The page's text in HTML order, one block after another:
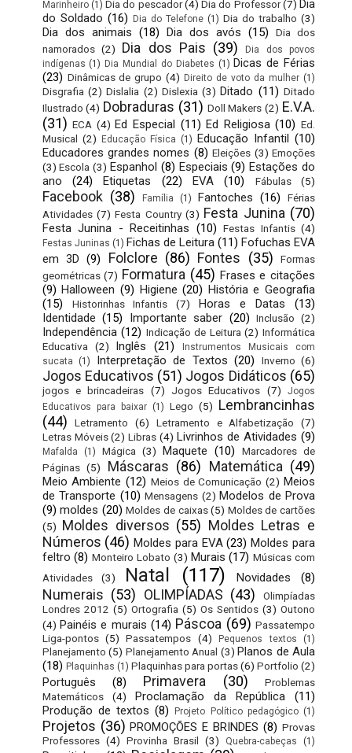
Marinheiro (1) Dia do pescador (4) Dia do Professor (7) Dia
do Soldado (16) Dia do Telefone (1) Dia do trabalho (3)
Dia dos animais (18) Dia dos avós (15)
Dia dos
namorados (2) Dia dos Pais (39)
Dia dos povos
indígenas (1) Dia Mundial do Diabetes (1) Dicas de Férias
(23) Dinâmicas de grupo (4) Direito de voto da mulher (1)
Disgrafia (2) Dislalia (2) Dislexia (3) Ditado (11) Ditado
Ilustrado (4) Dobraduras (31) Doll Makers (2) E.V.A.
(31) ECA (4) Ed Especial (11) Ed Religiosa (10) Ed.
Musical (2) Educação Física (1) Educação Infantil (10)
Educadores grandes nomes (8) Eleições (3) Emoções
(3) Escola (3) Espanhol (8) Especiais (9) Estações do
ano
(24) Etiquetas (22) EVA (10) Fábulas (5)
Facebook (38) Família (1) Fantoches (16)
Férias
Atividades (7) Festa Country (3) Festa Junina (70)
Festa Junina - Receitinhas (10) Festas Infantis (4)
Festas Juninas (1) Fichas de Leitura (11) Fofuchas EVA
em 3D (9) Folclore (86) Fontes (35)
Formas
geométricas (7) Formatura (45) Frases e citações
(9) Halloween (9) Higiene (20) História e Geografia
(15)
Historinhas Infantis (7) Horas e Datas
(13)
Identidade (15) Importante saber (20) Inclusão (2)
Independência (12) Indicação de Leitura (2) Informática
Educativa
(2) Inglês (21)
Instrumentos Musicais com
sucata
(1) Interpretação de Textos (20) Inverno (6)
Jogos Educativos (51) Jogos Didáticos (65)
jogos e brincadeiras (7) Jogos Educativos (7)
Jogos
Educativos para baixar (1) Lego (5) Lembrancinhas
(44)
Letramento (6) Letramento e Alfabetização
(7)
Letras Móveis (2) Libras (4) Livrinhos de Atividades (9)
Mafalda (1) Mágica (3) Maquete (10)
Marcadores de
Páginas (5) Máscaras (86) Matemática (49)
Meio Ambiente (12) Meios de Comunicação (2) Meios
de Transporte (10) Mensagens (2) Modelos de Prova
(9) moldes (20) Moldes de caixas (5) Moldes de cartões
(5) Moldes diversos (55) Moldes Letras e
Números (46) Moldes para EVA (23) Moldes para
feltro (8) Monteiro Lobato (3) Murais (17) Músicas com
Atividades
(3) Natal (117) Novidades (8)
Numerais (53) OLIMPÍADAS (43)
Olimpíadas
Londres 2012 (5) Ortografia (5) Os Sentidos (3) Outono
(4) Painéis e murais (14) Páscoa (69) Passatempo
Liga-pontos (5) Passatempos (4) Pequenos textos (1)
Planejamento (5) Planejamento Anual (3) Planos de Aula
(18) Plaquinhas (1) Plaquinhas para portas(6) Portfolio (2)
Português (8) Primavera (30)
Problemas
Matemáticos
(4) Proclamação da República
(11)
Produção de textos (8) Projeto Político pedagógico (1)
Projetos (36) PROMOÇÕES E BRINDES (8) Provas
Professores (4) Provinha Brasil (3) Quebra-cabeças (1)